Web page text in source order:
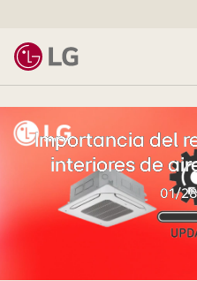
Importancia del
interiores de
01/